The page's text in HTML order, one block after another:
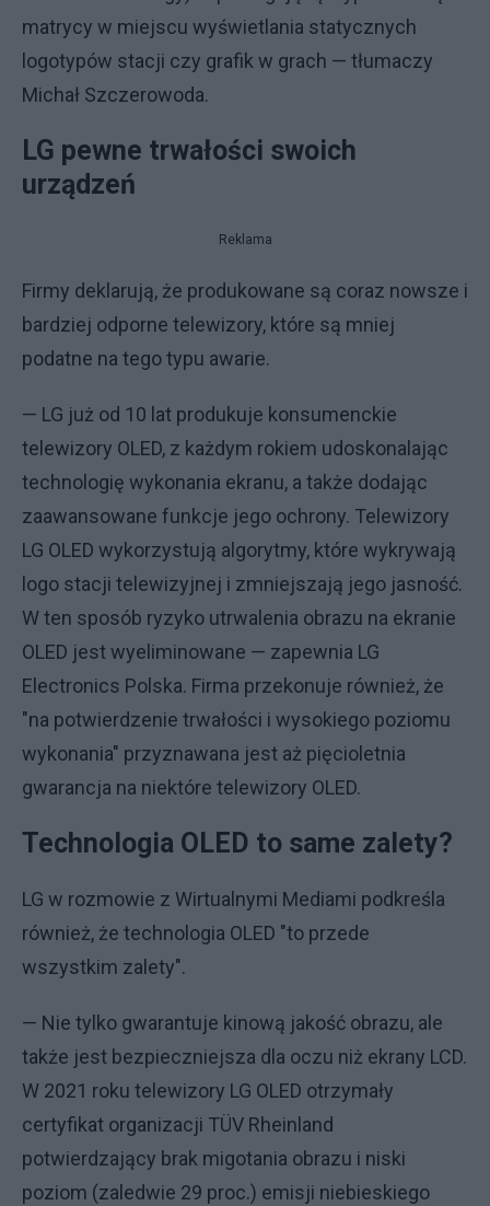
matrycy w miejscu wyświetlania statycznych
logotypów stacji czy grafik w grach — tłumaczy
Michał Szczerowoda.
LG pewne trwałości swoich
urządzeń
Reklama
Firmy deklarują, że produkowane są coraz nowsze i
bardziej odporne telewizory, które są mniej
podatne na tego typu awarie.
— LG już od 10 lat produkuje konsumenckie
telewizory OLED, z każdym rokiem udoskonalając
technologię wykonania ekranu, a także dodając
zaawansowane funkcje jego ochrony. Telewizory
LG OLED wykorzystują algorytmy, które wykrywają
logo stacji telewizyjnej i zmniejszają jego jasność.
W ten sposób ryzyko utrwalenia obrazu na ekranie
OLED jest wyeliminowane — zapewnia LG
Electronics Polska. Firma przekonuje również, że
"na potwierdzenie trwałości i wysokiego poziomu
wykonania" przyznawana jest aż pięcioletnia
gwarancja na niektóre telewizory OLED.
Technologia OLED to same zalety?
LG w rozmowie z Wirtualnymi Mediami podkreśla
również, że technologia OLED "to przede
wszystkim zalety".
— Nie tylko gwarantuje kinową jakość obrazu, ale
także jest bezpieczniejsza dla oczu niż ekrany LCD.
W 2021 roku telewizory LG OLED otrzymały
certyfikat organizacji TÜV Rheinland
potwierdzający brak migotania obrazu i niski
poziom (zaledwie 29 proc.) emisji niebieskiego